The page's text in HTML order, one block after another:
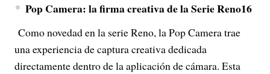
Pop Camera: la firma creativa de la Serie Reno16
Como novedad en la serie Reno, la Pop Camera trae
una experiencia de captura creativa dedicada
directamente dentro de la aplicación de cámara. Esta